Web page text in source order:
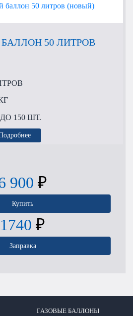
50 ЛИТРОВ
150 ШТ.
900 ₽
Купить
1740 ₽
Заправка
ГАЗОВЫЕ БАЛЛОНЫ